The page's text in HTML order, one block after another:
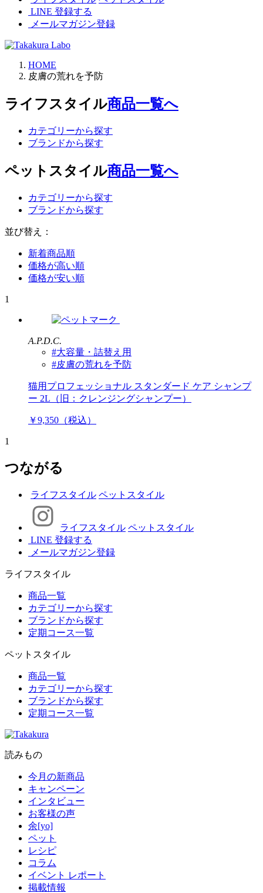
LINE 登録する
メールマガジン登録
HOME
皮膚の荒れを予防
ライフスタイル商品一覧へ
カテゴリーから探す
ブランドから探す
ペットスタイル商品一覧へ
カテゴリーから探す
ブランドから探す
並び替え：
新着商品順
価格が高い順
価格が安い順
1
A.P.D.C.
#大容量・詰替え用
#皮膚の荒れを予防
猫用プロフェッショナル スタンダード ケア シャンプ
ー 2L（旧：クレンジングシャンプー）
￥9,350（税込）
1
つながる
ライフスタイル ペットスタイル
ライフスタイル ペットスタイル
LINE 登録する
メールマガジン登録
ライフスタイル
商品一覧
カテゴリーから探す
ブランドから探す
定期コース一覧
ペットスタイル
商品一覧
カテゴリーから探す
ブランドから探す
定期コース一覧
読みもの
今月の新商品
キャンペーン
インタビュー
お客様の声
余[yo]
ペット
レシピ
コラム
イベント レポート
掲載情報